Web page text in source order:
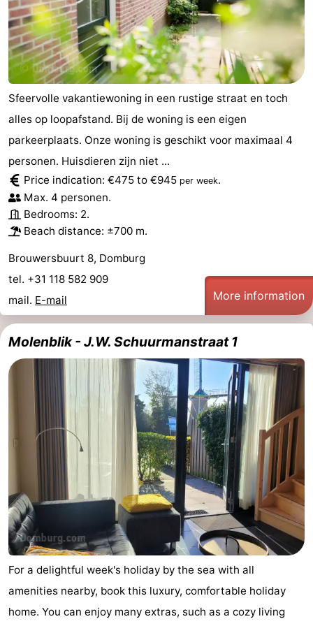
Zierikzee
-
Nature
Oosterschelde
-
Burgh
Haamstede
-
Nature
Kop
van
Schouwen
Walcheren
-
Veere
-
Nature
-
Nature
de
Mantelingen
-
Westkapelle
-
Zoutelande
-
Nature
-
Vlissingen
Middelburg
Vlaanderen
-
Nieuwvliet
-
Sluis
-
Cadzand
-
Sfeervolle vakantiewoning in een rustige straat en toch
alles op loopafstand. Bij de woning is een eigen
parkeerplaats. Onze woning is geschikt voor maximaal 4
personen. Huisdieren zijn niet ...
Price indication: €475 to €945 per week.
Max. 4 personen.
Bedrooms: 2.
Beach distance: ±700 m.
Brouwersbuurt 8, Domburg
tel. +31 118 582 909
mail. E-mail More information
Molenblik - J.W. Schuurmanstraat 1
For a delightful week's holiday by the sea with all
amenities nearby, book this luxury, comfortable holiday
home. You can enjoy many extras, such as a cozy living